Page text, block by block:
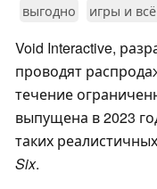
выгодно игры и
Void Interactive,
проводят
течение
выпущена в 2023
таких
Six.